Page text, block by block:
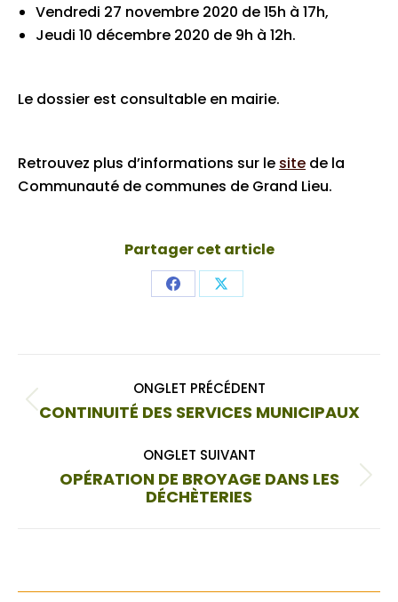
Vendredi 27 novembre 2020 de 15h à 17h,
Jeudi 10 décembre 2020 de 9h à 12h.
Le dossier est consultable en mairie.
Retrouvez plus d’informations sur le site de la
Communauté de communes de Grand Lieu.
Partager cet article
Share Share
de
ONGLET PRÉCÉDENT
Onglet
CONTINUITÉ DES SERVICES MUNICIPAUX
ONGLET SUIVANT
Onglet
suivant
OPÉRATION DE BROYAGE DANS LES
DÉCHÈTERIES